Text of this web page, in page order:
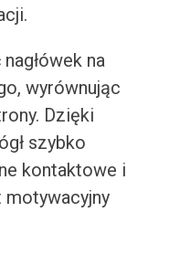
na
wyrównując
Dzięki
szybko
kontaktowe i